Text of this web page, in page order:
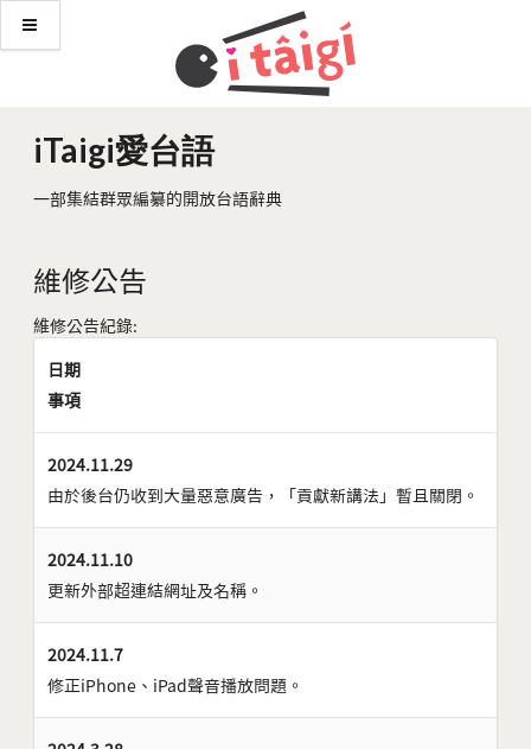
iTaigi愛台語
一部集結群眾編纂的開放台語辭典
維修公告
維修公告紀錄:
日期
事項
2024.11.29
由於後台仍收到大量惡意廣告，「貢獻新講法」暫且關閉。
2024.11.10
更新外部超連結網址及名稱。
2024.11.7
修正iPhone、iPad聲音播放問題。